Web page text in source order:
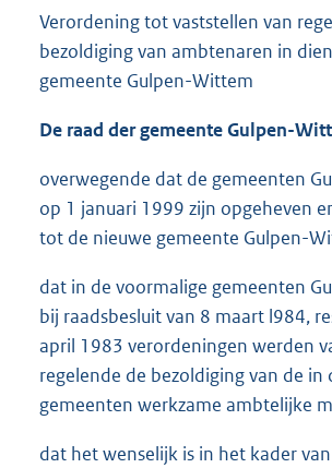
Verordening tot vaststellen van
bezoldiging van ambtenaren in
gemeente Gulpen-Wittem
De raad der gemeente Gulpen-
overwegende dat de gemeenten
op 1 januari 1999 zijn opgeheven
tot de nieuwe gemeente Gulpen-
dat in de voormalige gemeenten
bij raadsbesluit van 8 maart l984,
april 1983 verordeningen werden
regelende de bezoldiging van de in
gemeenten werkzame ambtelijke
dat het wenselijk is in het kader